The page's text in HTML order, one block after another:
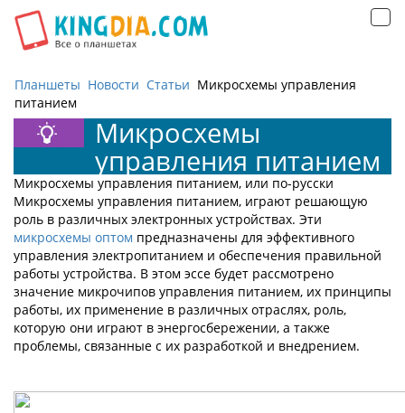
Планшеты Новости Статьи Микросхемы управления
питанием
Микросхемы
управления питанием
Микросхемы управления питанием, или по-русски
Микросхемы управления питанием, играют решающую
роль в различных электронных устройствах. Эти
микросхемы оптом предназначены для эффективного
управления электропитанием и обеспечения правильной
работы устройства. В этом эссе будет рассмотрено
значение микрочипов управления питанием, их принципы
работы, их применение в различных отраслях, роль,
которую они играют в энергосбережении, а также
проблемы, связанные с их разработкой и внедрением.